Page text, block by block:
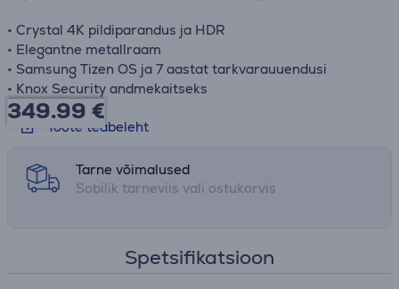
• Crystal 4K pildiparandus ja HDR
• Elegantne metallraam
• Samsung Tizen OS ja 7 aastat tarkvarauuendusi
• Knox Security andmekaitseks
349.99 €
Toote teabeleht
Tarne võimalused
Sobilik tarneviis vali ostukorvis
Spetsifikatsioon